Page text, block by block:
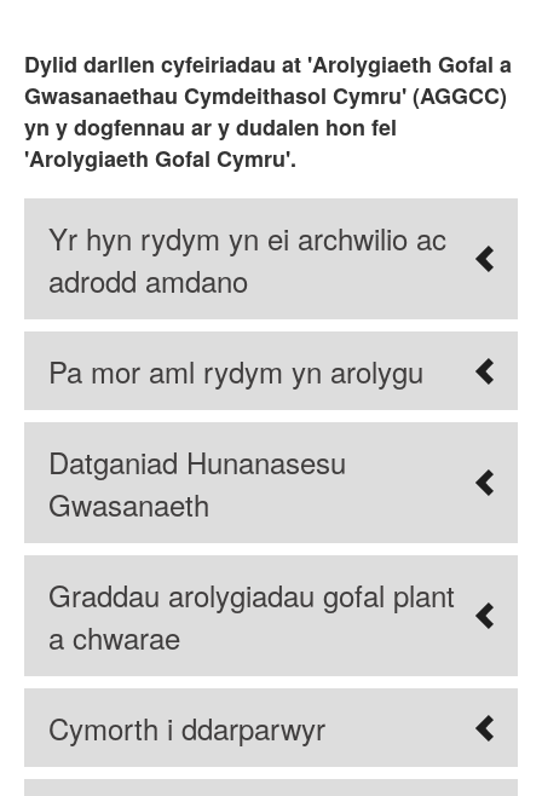
Dylid darllen cyfeiriadau at 'Arolygiaeth Gofal a
Gwasanaethau Cymdeithasol Cymru' (AGGCC)
yn y dogfennau ar y dudalen hon fel
'Arolygiaeth Gofal Cymru'.
Yr hyn rydym yn ei archwilio ac
adrodd amdano
Pa mor aml rydym yn arolygu
Datganiad Hunanasesu
Gwasanaeth
Graddau arolygiadau gofal plant
a chwarae
Cymorth i ddarparwyr